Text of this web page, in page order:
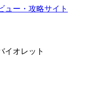
イオレット